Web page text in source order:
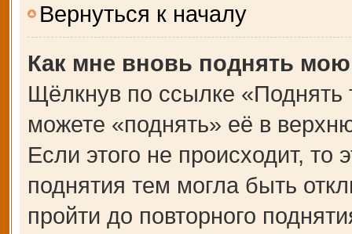
Вернуться к началу
Как мне вновь поднять
Щёлкнув по ссылке
можете «поднять» её в
Если этого не происходит, то
поднятия тем могла быть
пройти до повторного